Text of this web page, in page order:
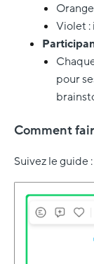
Violet
pour
Comment
Suivez le guide :